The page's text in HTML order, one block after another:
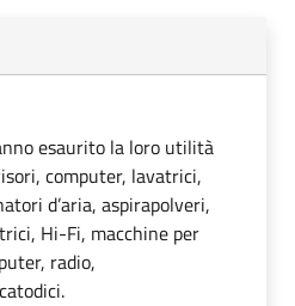
esaurito la loro utilità
computer, lavatrici,
d’aria, aspirapolveri,
Hi-Fi, macchine per
radio,